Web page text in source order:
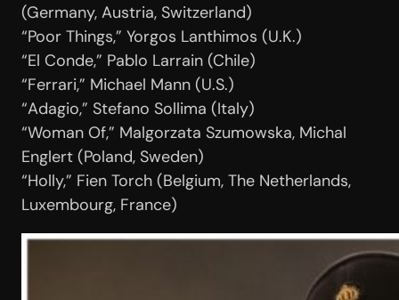
(Germany, Austria, Switzerland)
“Poor Things,” Yorgos Lanthimos (U.K.)
“El Conde,” Pablo Larrain (Chile)
“Ferrari,” Michael Mann (U.S.)
“Adagio,” Stefano Sollima (Italy)
“Woman Of,” Malgorzata Szumowska, Michal
Englert (Poland, Sweden)
“Holly,” Fien Torch (Belgium, The Netherlands,
Luxembourg, France)